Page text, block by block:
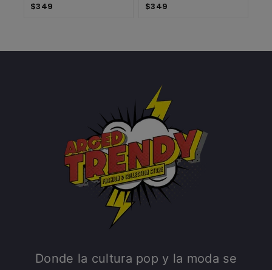
$349 $349
Donde la cultura pop y la moda se